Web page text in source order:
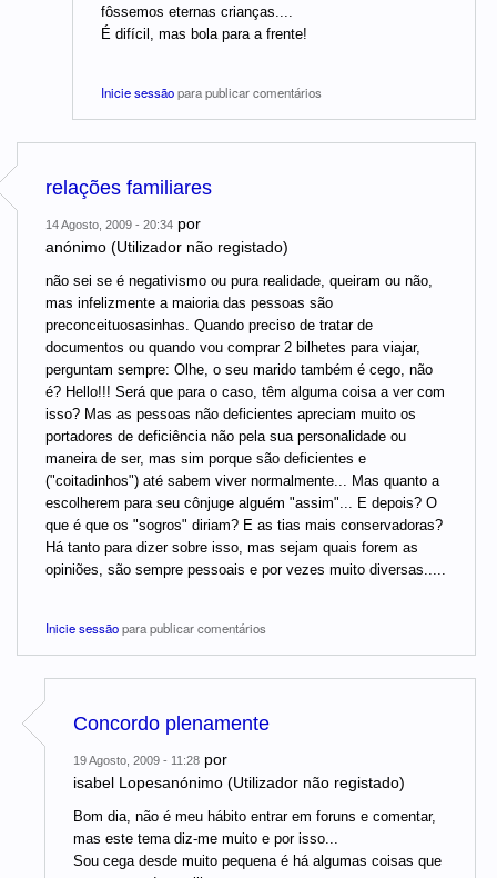
fôssemos eternas crianças....
É difícil, mas bola para a frente!
Inicie sessãopara publicar comentários
relações familiares
14 Agosto, 2009 - 20:34 por
anónimo (Utilizador não registado)
não sei se é negativismo ou pura realidade, queiram ou não,
mas infelizmente a maioria das pessoas são
preconceituosasinhas. Quando preciso de tratar de
documentos ou quando vou comprar 2 bilhetes para viajar,
perguntam sempre: Olhe, o seu marido também é cego, não
é? Hello!!! Será que para o caso, têm alguma coisa a ver com
isso? Mas as pessoas não deficientes apreciam muito os
portadores de deficiência não pela sua personalidade ou
maneira de ser, mas sim porque são deficientes e
("coitadinhos") até sabem viver normalmente... Mas quanto a
escolherem para seu cônjuge alguém "assim"... E depois? O
que é que os "sogros" diriam? E as tias mais conservadoras?
Há tanto para dizer sobre isso, mas sejam quais forem as
opiniões, são sempre pessoais e por vezes muito diversas.....
Inicie sessãopara publicar comentários
Concordo plenamente
19 Agosto, 2009 - 11:28 por
isabel Lopesanónimo (Utilizador não registado)
Bom dia, não é meu hábito entrar em foruns e comentar,
mas este tema diz-me muito e por isso...
Sou cega desde muito pequena é há algumas coisas que